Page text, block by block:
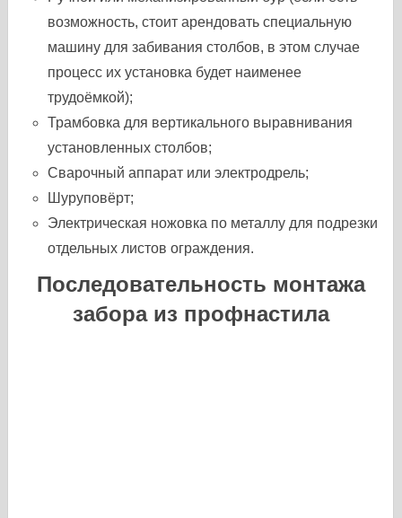
возможность, стоит арендовать специальную
машину для забивания столбов, в этом случае
процесс их установка будет наименее
трудоёмкой);
Трамбовка для вертикального выравнивания
установленных столбов;
Сварочный аппарат или электродрель;
Шуруповёрт;
Электрическая ножовка по металлу для подрезки
отдельных листов ограждения.
Последовательность монтажа
забора из профнастила